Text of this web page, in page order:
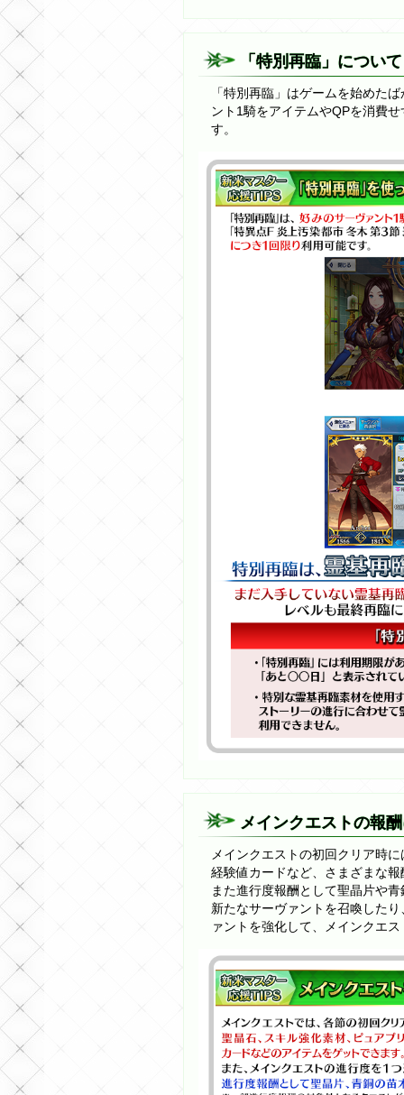
「特別再臨」について
「特別再臨」はゲームを始めた
ント1騎をアイテムやQPを消費
す。
メインクエストの報
メインクエストの初回クリア時
経験値カードなど、さまざまな
また進行度報酬として聖晶片や
新たなサーヴァントを召喚した
ァントを強化して、メインクエ